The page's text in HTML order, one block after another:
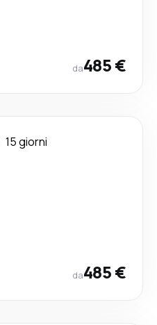
da485 €
15 giorni
da485 €